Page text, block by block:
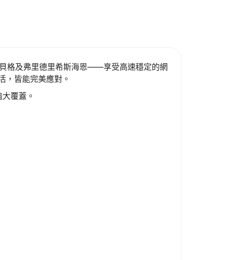
格及弗里德里希斯海恩——享受高速穩定的網
，皆能完美應對。
覆蓋。